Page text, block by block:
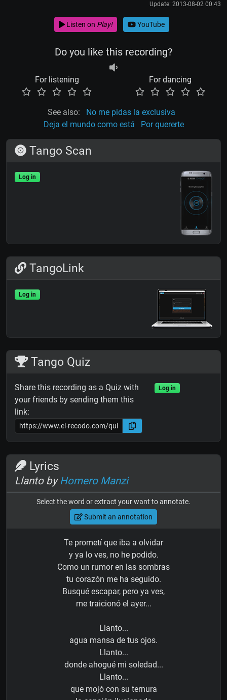
Update: 2013-08-02 00:43
Listen on Play! YouTube
Do you like this recording?
For listening For dancing
See also:
No me pidas la exclusiva
Deja el mundo como está
Por quererte
Tango Scan
Log in
TangoLink
Log in
Tango Quiz
Share this recording as a Quiz with
your friends by sending them this
link:
Log in
Lyrics
Llanto byHomero Manzi
Select the word or extract your want to annotate.
Submit an annotation
Te prometí que iba a olvidar
y ya lo ves, no he podido.
Como un rumor en las sombras
tu corazón me ha seguido.
Busqué escapar, pero ya ves,
me traicionó el ayer...
Llanto...
agua mansa de tus ojos.
Llanto...
donde ahogué mi soledad...
Llanto...
que mojó con su ternura